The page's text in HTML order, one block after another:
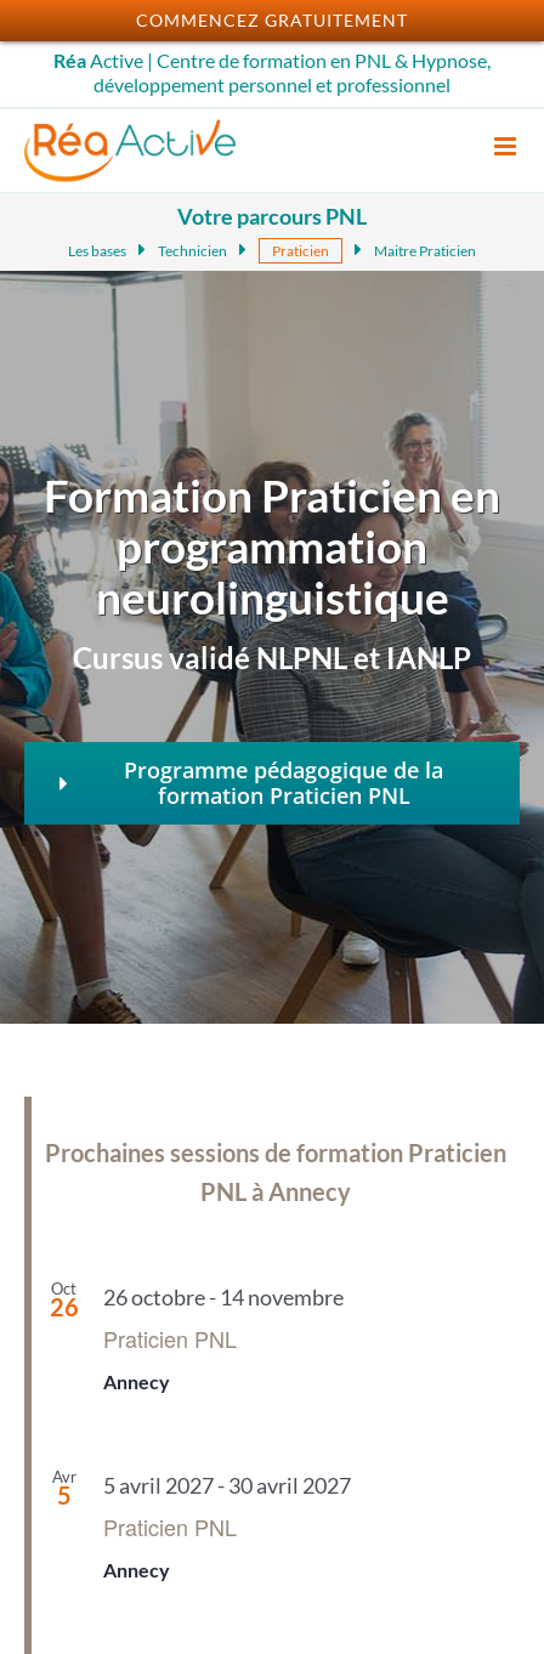
Passer
au
contenu
RéaActive | Centre de formation en PNL & Hypnose,
développement personnel et professionnel
Votre parcours PNL
Les bases Technicien Praticien Maitre Praticien
Formation Praticien en
programmation
neurolinguistique
Cursus validé NLPNL et IANLP
Programme pédagogique de la
formation Praticien PNL
Prochaines sessions de formation Praticien
PNL à Annecy
Oct
26 26 octobre- 14 novembre
Praticien PNL
Annecy
Avr
5 5 avril 2027-30 avril 2027
Praticien PNL
Annecy
COMMENCEZ GRATUITEMENT